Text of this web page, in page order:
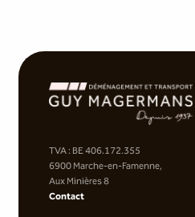
TVA : BE 406.172.355
6900 Marche-en-Famenne,
Aux Minières 8
Contact